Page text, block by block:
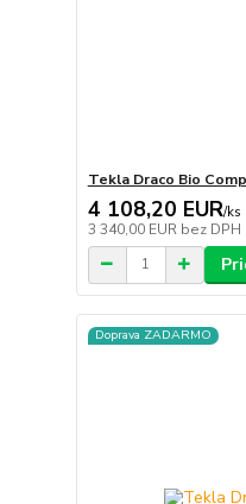
Tekla Draco Bio
4 108,20 EUR/ks
3 340,00 EUR bez DPH
Doprava ZADARMO